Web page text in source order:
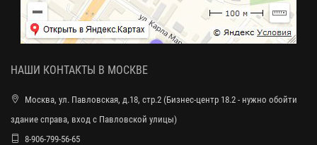
НАШИ КОНТАКТЫ В МОСКВЕ
Москва, ул. Павловская, д.18, стр.2 (Бизнес-центр 18.2 - нужно обойти
здание справа, вход с Павловской улицы)
8-906-799-56-65